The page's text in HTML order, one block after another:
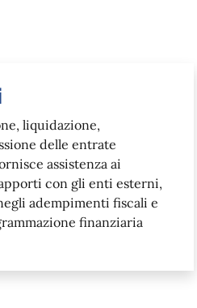
liquidazione,
delle entrate
assistenza ai
con gli enti esterni,
adempimenti fiscali e
finanziaria